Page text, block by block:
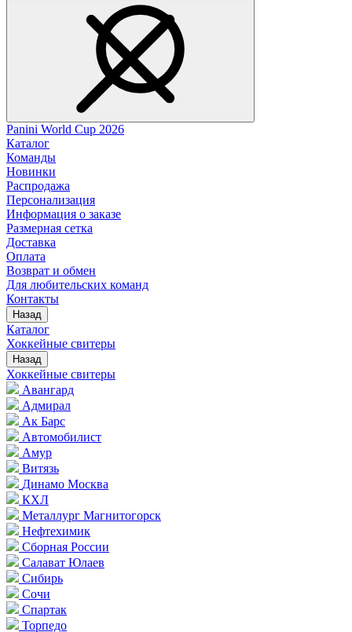
Panini World Cup 2026
Каталог
Команды
Новинки
Распродажа
Персонализация
Информация о заказе
Размерная сетка
Доставка
Оплата
Возврат и обмен
Для любительских команд
Контакты
Назад
Каталог
Хоккейные свитеры
Назад
Хоккейные свитеры
Авангард
Адмирал
Ак Барс
Автомобилист
Амур
Витязь
Динамо Москва
КХЛ
Металлург Магнитогорск
Нефтехимик
Сборная России
Салават Юлаев
Сибирь
Сочи
Спартак
Торпедо